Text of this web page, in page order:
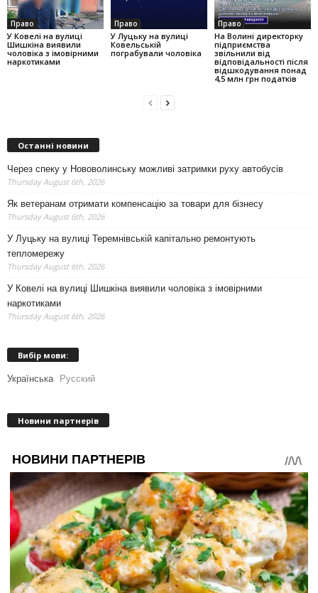
Право
У Ковелі на вулиці
Шишкіна виявили
чоловіка з імовірними
наркотиками
Право
У Луцьку на вулиці
Ковельській
пограбували чоловіка
Право
На Волині директорку
підприємства
звільнили від
відповідальності після
відшкодування понад
4,5 млн грн податків
Останні новини
Через спеку у Нововолинську можливі затримки руху автобусів
Thursday August 6th, 2026
Як ветеранам отримати компенсацію за товари для бізнесу
Thursday August 6th, 2026
У Луцьку на вулиці Теремнівській капітально ремонтують
тепломережу
Thursday August 6th, 2026
У Ковелі на вулиці Шишкіна виявили чоловіка з імовірними
наркотиками
Thursday August 6th, 2026
Вибір мови:
Українська Русский
Новини партнерів